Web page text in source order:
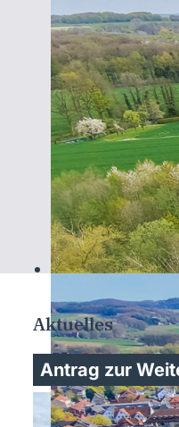
Aktuelles
Antrag zur